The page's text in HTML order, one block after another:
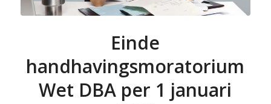
Einde
handhavingsmoratorium
Wet DBA per 1 januari